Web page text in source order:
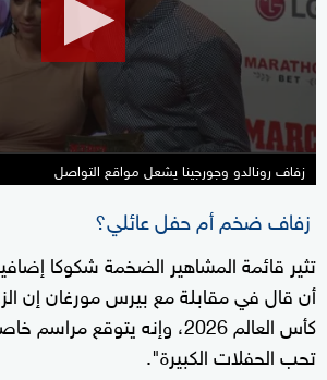
زفاف رونالدو وجورجينا يشعل مواقع التواصل
زفاف ضخم أم حفل عائلي؟
تثير قائمة المشاهير الضخمة شكوكا
أن قال في مقابلة مع بيرس مورغان إن
كأس العالم 2026، وإنه يتوقع
تحب الحفلات الكبيرة".